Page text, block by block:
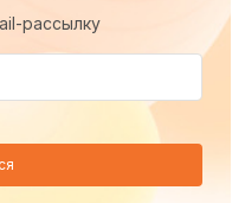
рассылку